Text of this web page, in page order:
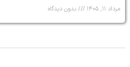
مرداد ۱۱, ۱۴۰۵ بدون دیدگاه